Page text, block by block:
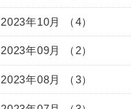
2023年10月 （4）
2023年09月 （2）
2023年08月 （3）